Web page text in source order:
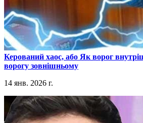
​Керований хаос, або Як ворог
ворогу зовнішньому
14 янв. 2026 г.